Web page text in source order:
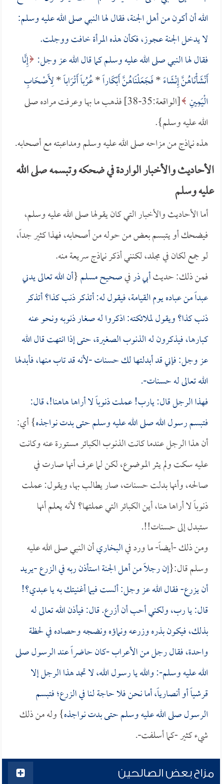
الله أن أكون من أهل الجنة، فقال لها النبي صلى الله عليه وسلم:
لا يدخل الجنة عجوز، فكأن هذه المرأة خافت ووجلت.
فقال لها النبي صلى الله عليه وسلم كما قال الله عز وجل: إِنَّا
أَنْشَأْنَاهُنَّ إِنْشَاءً*فَجَعَلْنَاهُنَّ أَبْكَاراً*عُرُباً أَتْرَاباً*لِأَصْحَابِ
الْيَمِينِ
[الواقعة:35-38] فذهب ما بها وعرفت مراده صلى
الله عليه وسلم}.
هذه نماذج من مزاحه صلى الله عليه وسلم ومداعبته مع أصحابه.
الأحاديث والأخبار الواردة في ضحكه وتبسمه صلى الله
عليه وسلم
أما الأحاديث والأخبار التي كان يقولها صلى الله عليه وسلم،
فيضحك أو يتبسم بعض من حوله من أصحابه، فهذا كثير جداً،
لو جمع لكان في مجلد، لكنني أذكر نماذج سريعة منه.
فمن ذلك: حديثأبي ذرفيصحيح مسلم{أن الله تعالى يدني
عبداً من عباده يوم القيامة، فيقول له: أتذكر ذنب كذا؟ أتذكر
ذنب كذا؟ ويقول لملائكته: اذكروا له صغار ذنوبه ونحو عنه
كبارها، فيذكرون له الذنوب الصغيرة، حتى إذا انتهت قال الله
عز وجل: فإني قد أبدلتها لك حسنات -لأنه قد تاب منها، فأبدلها
الله تعالى له حسنات-.
فهذا الرجل قال: يارب! عملت ذنوباً لا أراها هاهنا!، قال:
فتبسم رسول الله صلى الله عليه وسلم حتى بدت نواجذه} أي:
أن هذا الرجل عندما كانت الذنوب الكبائر مستورة عنه وكانت
عليه سكت ولم يثر الموضوع، لكن لما عرف أنها صارت في
صالحه، وأنها بدلت حسنات، صار يطالب بها، ويقول: عملت
ذنوباً لا أراها هنا، أين الكبائر التي عملتها؟ لأنه يعلم أنها
ستبدل إلى حسنات!!.
ومن ذلك -أيضاً- ما ورد فيالبخاريأن النبي صلى الله عليه
وسلم قال:{إن رجلاً من أهل الجنة استأذن ربه في الزرع -يريد
أن يزرع- فقال الله عز وجل: ألست فيما أغنيتك به يا عبدي؟!
قال: يا رب، ولكني أحب أن أزرع. قال: فيأذن الله تعالى له
بذلك، فيكون بذره وزرعه ونماؤه ونضجه وحصاده في لحظة
واحدة، فقال رجل من الأعراب -كان حاضراً عند الرسول صلى
الله عليه وسلم-: والله يا رسول الله، لا تجد هذا الرجل إلا
قرشياً أو أنصارياً، أما نحن فلا حاجة لنا في الزرع؛ فتبسم
الرسول صلى الله عليه وسلم حتى بدت نواجذه} وله من ذلك
شيء كثير -كما أسلفت-.
مزاح بعض الصالحين